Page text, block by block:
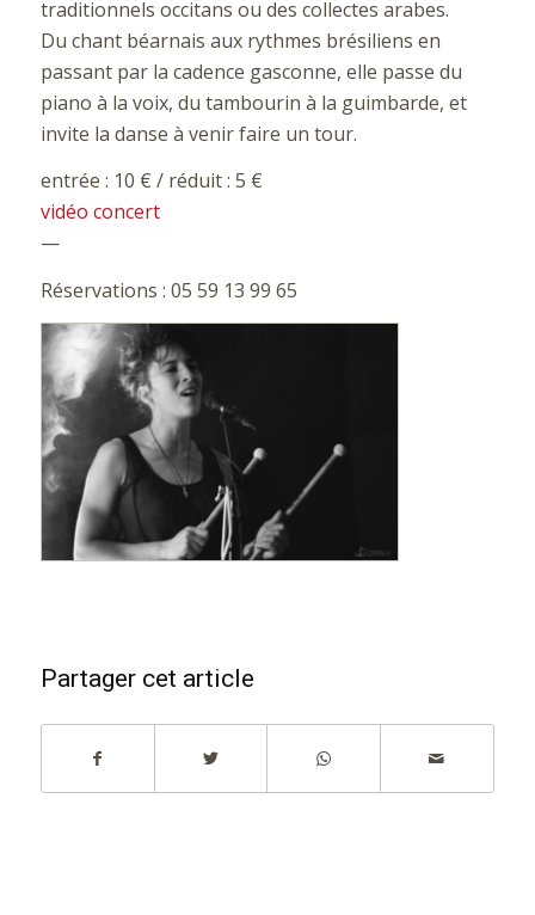
traditionnels occitans ou des collectes arabes.
Du chant béarnais aux rythmes brésiliens en
passant par la cadence gasconne, elle passe du
piano à la voix, du tambourin à la guimbarde, et
invite la danse à venir faire un tour.
entrée : 10 € / réduit : 5 €
vidéo concert
—
Réservations : 05 59 13 99 65
Partager cet article